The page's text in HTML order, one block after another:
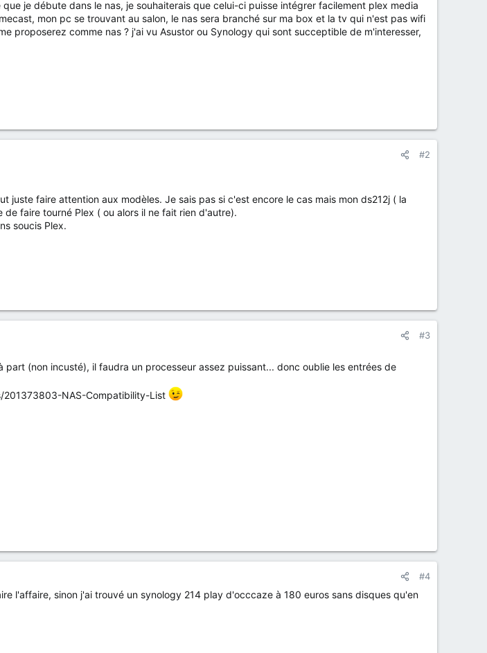
je débute dans le nas, je souhaiterais que celui-ci puisse intégrer facilement plex media
mon pc se trouvant au salon, le nas sera branché sur ma box et la tv qui n'est pas wifi
proposerez comme nas ? j'ai vu Asustor ou Synology qui sont succeptible de m'interesser,
#2
faire attention aux modèles. Je sais pas si c'est encore le cas mais mon ds212j ( la
faire tourné Plex ( ou alors il ne fait rien d'autre).
soucis Plex.
#3
(non incusté), il faudra un processeur assez puissant... donc oublie les entrées de
NAS-Compatibility-List
#4
l'affaire, sinon j'ai trouvé un synology 214 play d'occcaze à 180 euros sans disques qu'en